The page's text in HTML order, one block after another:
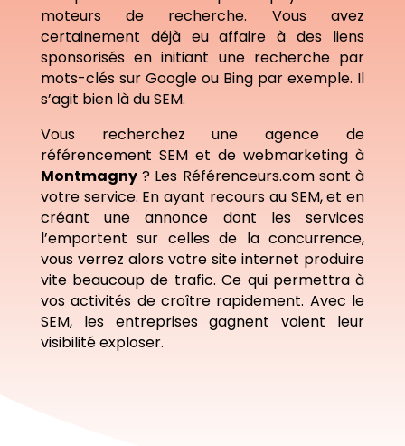
moteurs de recherche. Vous avez
certainement déjà eu affaire à des liens
sponsorisés en initiant une recherche par
mots-clés sur Google ou Bing par exemple. Il
s’agit bien là du SEM.
Vous recherchez une agence de
référencement SEM et de webmarketing à
Montmagny? Les Référenceurs.com sont à
votre service. En ayant recours au SEM, et en
créant une annonce dont les services
l’emportent sur celles de la concurrence,
vous verrez alors votre site internet produire
vite beaucoup de trafic. Ce qui permettra à
vos activités de croître rapidement. Avec le
SEM, les entreprises gagnent voient leur
visibilité exploser.